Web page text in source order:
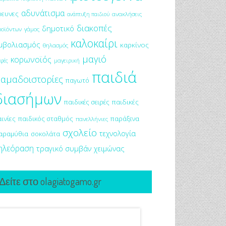
αδυνάτισμα ανάπτυξη παιδιού ανακλήσεις
γάμος δημοτικό διακοπές
θηλασμός καλοκαίρι καρκίνος
κορωνοϊός μαγειρική μαγιό
παγωτό παιδιά
παιδικές σειρές παιδικές
παιδικός σταθμός πανελλήνιες παράξενα
σοκολάτα σχολείο τεχνολογία
τραγικό συμβάν χειμώνας
στο olagiatogamo.gr